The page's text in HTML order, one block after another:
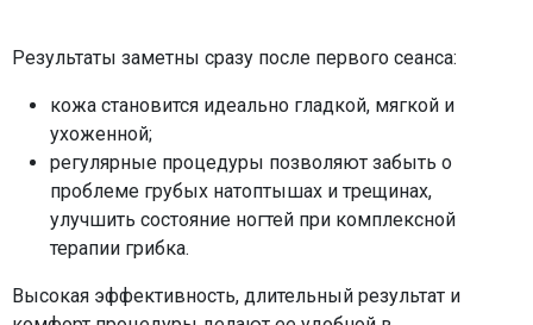
Результаты заметны сразу после первого сеанса:
кожа становится идеально гладкой, мягкой и
ухоженной;
регулярные процедуры позволяют забыть о
проблеме грубых натоптышах и трещинах,
улучшить состояние ногтей при комплексной
терапии грибка.
Высокая эффективность, длительный результат и